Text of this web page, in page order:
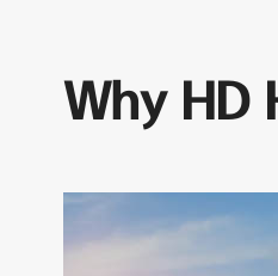
Why HD